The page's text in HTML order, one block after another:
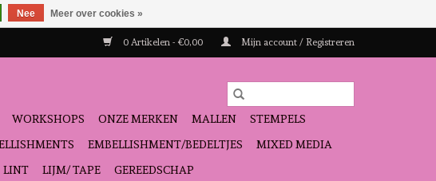
0 Artikelen - €0,00 Mijn account / Registreren
WORKSHOPS ONZE MERKEN MALLEN
STEMPELS
EMBELLISHMENT/BEDELTJES
MIXED MEDIA
LINT LIJM/ TAPE
GEREEDSCHAP
Nee Meer over cookies »